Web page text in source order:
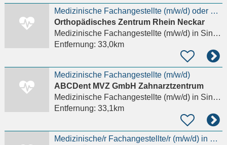
Medizinische Fachangestellte (m/w/d) oder Medizinische Fachangestellte (m/w/d) mit Fachkunde
Orthopädisches Zentrum Rhein Neckar
Medizinische Fachangestellte (m/w/d)in Sinsheim
Entfernung: 33,0km
Medizinische Fachangestellte (m/w/d)
ABCDent MVZ GmbH Zahnarztzentrum
Medizinische Fachangestellte (m/w/d)in Sinsheim
Entfernung: 33,1km
Medizinische/r Fachangestellte/r (m/w/d) in Vollzeit